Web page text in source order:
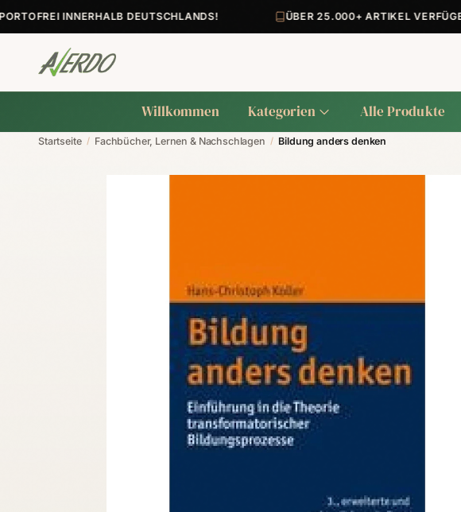
INNERHALB DEUTSCHLANDS! ÜBER 25.000+ ARTIKEL VERFÜGBAR
Willkommen Kategorien Alle Produkte
Startseite / Fachbücher, Lernen & Nachschlagen / Bildung anders denken